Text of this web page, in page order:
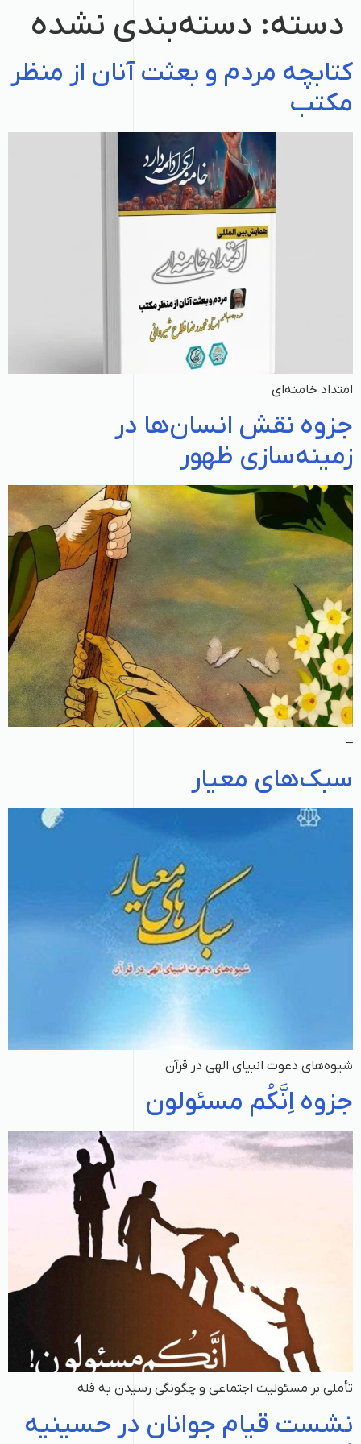
دسته: دسته‌بندی نشده
کتابچه مردم و بعثت آنان از منظر
مکتب
امتداد خامنه‌ای
جزوه نقش انسان‌ها در
زمینه‌سازی ظهور
–
سبک‌های معیار
شیوه‌های دعوت انبیای الهی در قرآن
جزوه اِنَّکُم مسئولون
تأملی بر مسئولیت اجتماعی و چگونگی رسیدن به قله
نشست قیام جوانان در حسینیه